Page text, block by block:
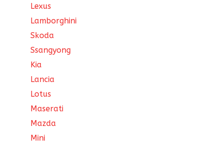
Lexus
Lamborghini
Skoda
Ssangyong
Kia
Lancia
Lotus
Maserati
Mazda
Mini